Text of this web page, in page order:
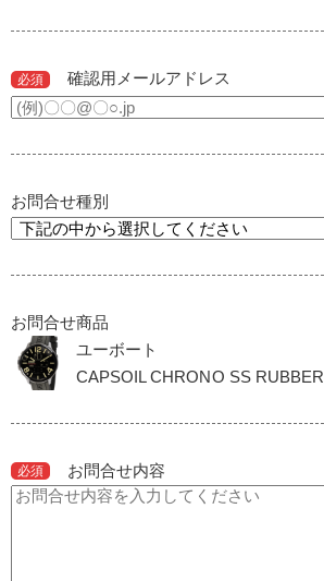
必須 確認用メールアドレス
お問合せ種別
お問合せ商品
ユーボート
CAPSOIL CHRONO SS RUBBER
必須 お問合せ内容